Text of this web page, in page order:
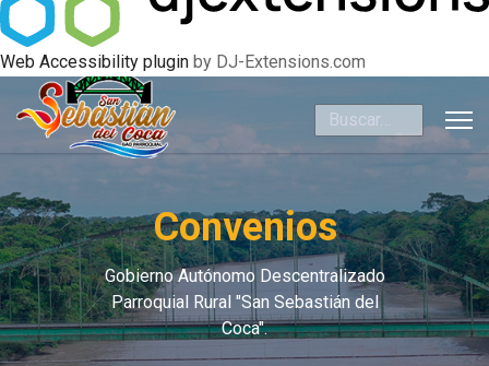
Web Accessibility plugin by DJ-Extensions.com
Buscar
Convenios
Gobierno Autónomo Descentralizado
Parroquial Rural "San Sebastián del
Coca".